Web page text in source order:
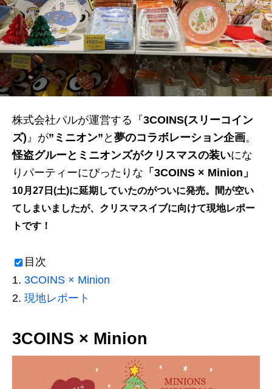
株式会社パルが運営する『3COINS(スリーコイン
ズ)』が”ミニオン” と 夢のコラボレーション企画。
怪盗グルーとミニオンズがクリスマスの装いにな
りパーティーにぴったりな 「3COINS × Minion」
10月27日(土)に延期していたのがついに発売。間が空い
てしまいましたが、クリスマスイブに向けて現地レポー
トです！
目次
3COINS × Minion
現地レポート
3COINS × Minion